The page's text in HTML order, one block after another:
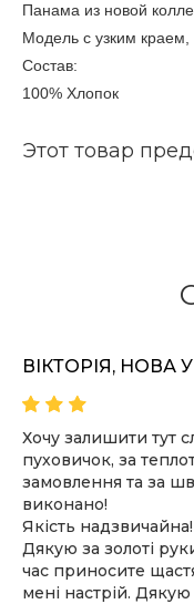
Панама из новой
Модель с узким краем,
Состав:
100% Хлопок
Этот товар
ВІКТОРІЯ, НОВА
Хочу залишити тут
пуховичок, за
замовлення та за
виконано!
Якість
Дякую за золоті
час приносите
мені настрій.